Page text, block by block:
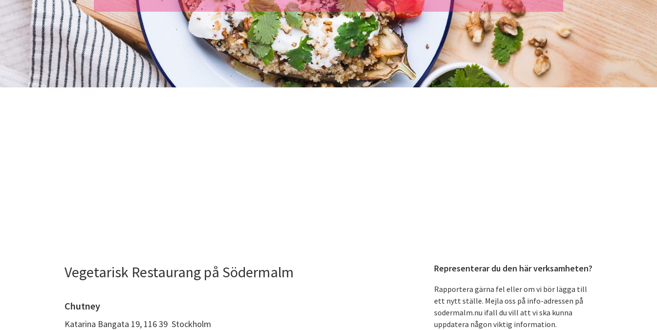
Vegetarisk Restaurang på Södermalm
Chutney
Katarina Bangata 19, 116 39 Stockholm
Primärt
sidofält
Representerar du den här verksamheten?
Rapportera gärna fel eller om vi bör lägga till
ett nytt ställe. Mejla oss på info-adressen på
sodermalm.nu ifall du vill att vi ska kunna
uppdatera någon viktig information.